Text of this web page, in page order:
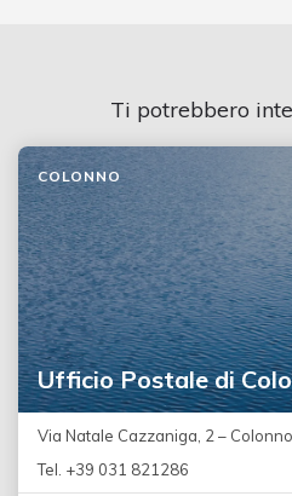
Ti potrebbero
Ufficio Postale di
COLONNO
Via Natale Cazzaniga, 2 – Colonno
Tel. +39 031 821286